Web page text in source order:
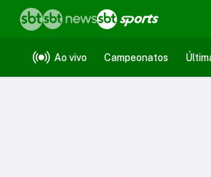
Ao vivo Campeonatos